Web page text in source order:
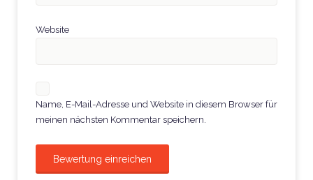
Website
Name, E-Mail-Adresse und Website in diesem Browser für
meinen nächsten Kommentar speichern.